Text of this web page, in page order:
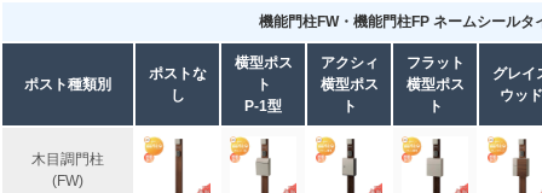
機能門柱FW・機能門柱FP ネームシールタ
ポスト種類別
ポストな
し
横型ポス
ト
P-1型
アクシィ
横型ポス
ト
フラット
横型ポス
ト
グレイ
ウッド
木目調門柱
(FW)